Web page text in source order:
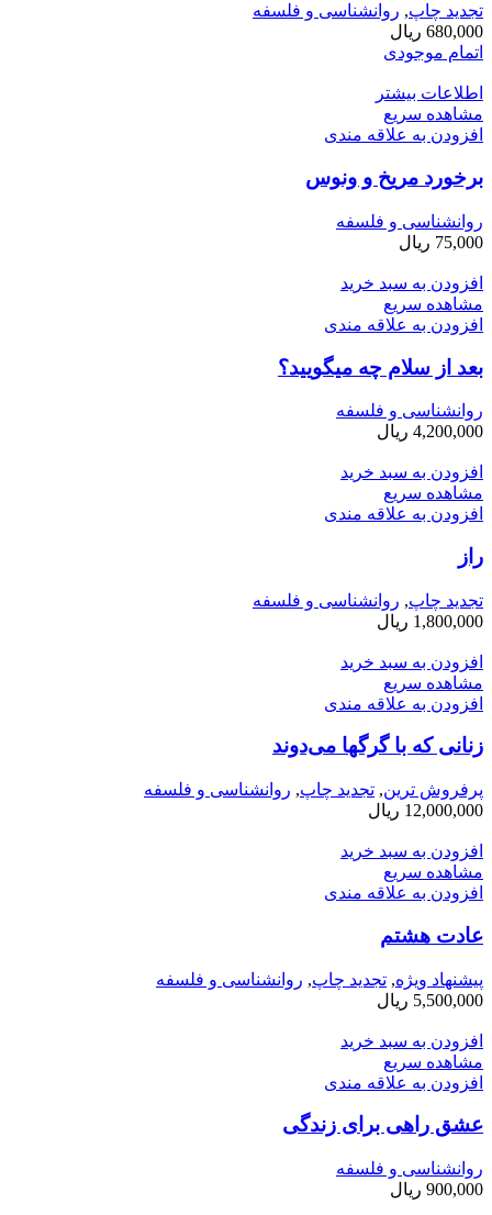
تجدید چاپ, روانشناسی و فلسفه
680,000 ریال
اتمام موجودی
اطلاعات بیشتر
مشاهده سریع
افزودن به علاقه مندی
برخورد مریخ و ونوس
روانشناسی و فلسفه
75,000 ریال
افزودن به سبد خرید
مشاهده سریع
افزودن به علاقه مندی
بعد از سلام چه می­گویید؟
روانشناسی و فلسفه
4,200,000 ریال
افزودن به سبد خرید
مشاهده سریع
افزودن به علاقه مندی
راز
تجدید چاپ, روانشناسی و فلسفه
1,800,000 ریال
افزودن به سبد خرید
مشاهده سریع
افزودن به علاقه مندی
زنانی كه با گرگها می­‌دوند
پرفروش ترین, تجدید چاپ, روانشناسی و فلسفه
12,000,000 ریال
افزودن به سبد خرید
مشاهده سریع
افزودن به علاقه مندی
عادت هشتم
پیشنهاد ویژه, تجدید چاپ, روانشناسی و فلسفه
5,500,000 ریال
افزودن به سبد خرید
مشاهده سریع
افزودن به علاقه مندی
عشق راهی برای زندگی
روانشناسی و فلسفه
900,000 ریال